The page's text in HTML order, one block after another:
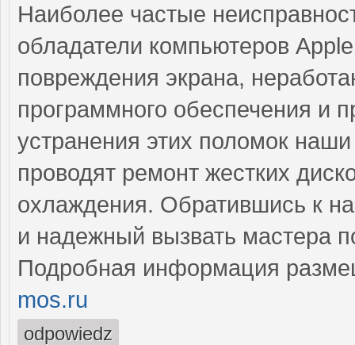
Наиболее частые
обладатели компьютеров
повреждения экрана,
программного обеспечения и
устранения этих поломок
проводят ремонт жестких
охлаждения. Обратившись к
и надежный вызвать мастера
Подробная информация
mos.ru
odpowiedz